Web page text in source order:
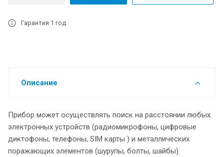
Гарантия 1 год
Описание
Прибор может осуществлять поиск на расстоянии любых
электронных устройств (радиомикрофоны, цифровые
диктофоны, телефоны, SIM карты ) и металлических
поражающих элементов (шурупы, болты, шайбы).